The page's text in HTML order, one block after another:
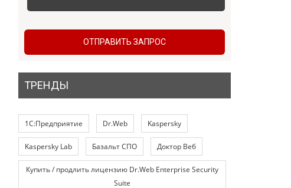
ОТПРАВИТЬ ЗАПРОС
ТРЕНДЫ
1С:Предприятие Dr.Web Kaspersky
Kaspersky Lab Базальт СПО Доктор Веб
Купить / продлить лицензию Dr.Web Enterprise Security
Suite